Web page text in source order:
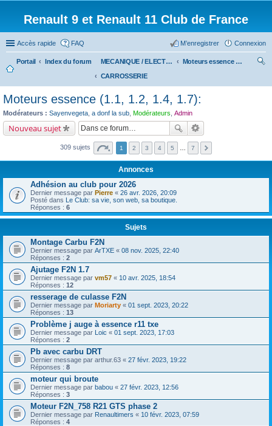
Renault 9 et Renault 11 Club de France
Accès rapide FAQ Connexion
M’enregistrer
Portail Index du forum
MECANIQUE / ELECTRICITE
CARROSSERIE
Moteurs essence (1.1, 1.2, 1.4, 1.7):
Moteurs essence (1.1, 1.2, 1.4, 1.7):
Modérateurs : Sayenvegeta a donf la sub Modérateurs Admin
Nouveau sujet
309 sujets 1 2 3 4 5 7
Annonces
Adhésion au club pour 2026
Dernier message par Pierre « 26 avr. 2026, 20:09
Posté dans Le Club: sa vie, son web, sa boutique.
Réponses : 6
Sujets
Montage Carbu F2N
Dernier message par ArTXE « 08 nov. 2025, 22:40
Réponses : 2
Ajutage F2N 1.7
Dernier message par vm57 « 10 avr. 2025, 18:54
Réponses : 12
resserage de culasse F2N
Dernier message par Moriarty « 01 sept. 2023, 20:22
Réponses : 13
Problème j auge à essence r11 txe
Dernier message par Loic « 01 sept. 2023, 17:03
Réponses : 2
Pb avec carbu DRT
Dernier message par arthur.63 « 27 févr. 2023, 19:22
Réponses : 8
moteur qui broute
Dernier message par babou « 27 févr. 2023, 12:56
Réponses : 3
Moteur F2N_758 R21 GTS phase 2
Dernier message par Renaultimers « 10 févr. 2023, 07:59
Réponses : 4